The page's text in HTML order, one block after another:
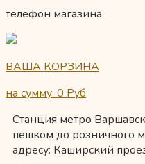
телефон магазина
ВАША КОРЗИНА
на сумму: 0 Руб
Станция метро
пешком до розничного
адресу: Каширский